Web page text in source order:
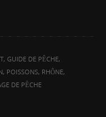
, GUIDE DE PÊCHE,
, POISSONS, RHÔNE,
DE PÊCHE